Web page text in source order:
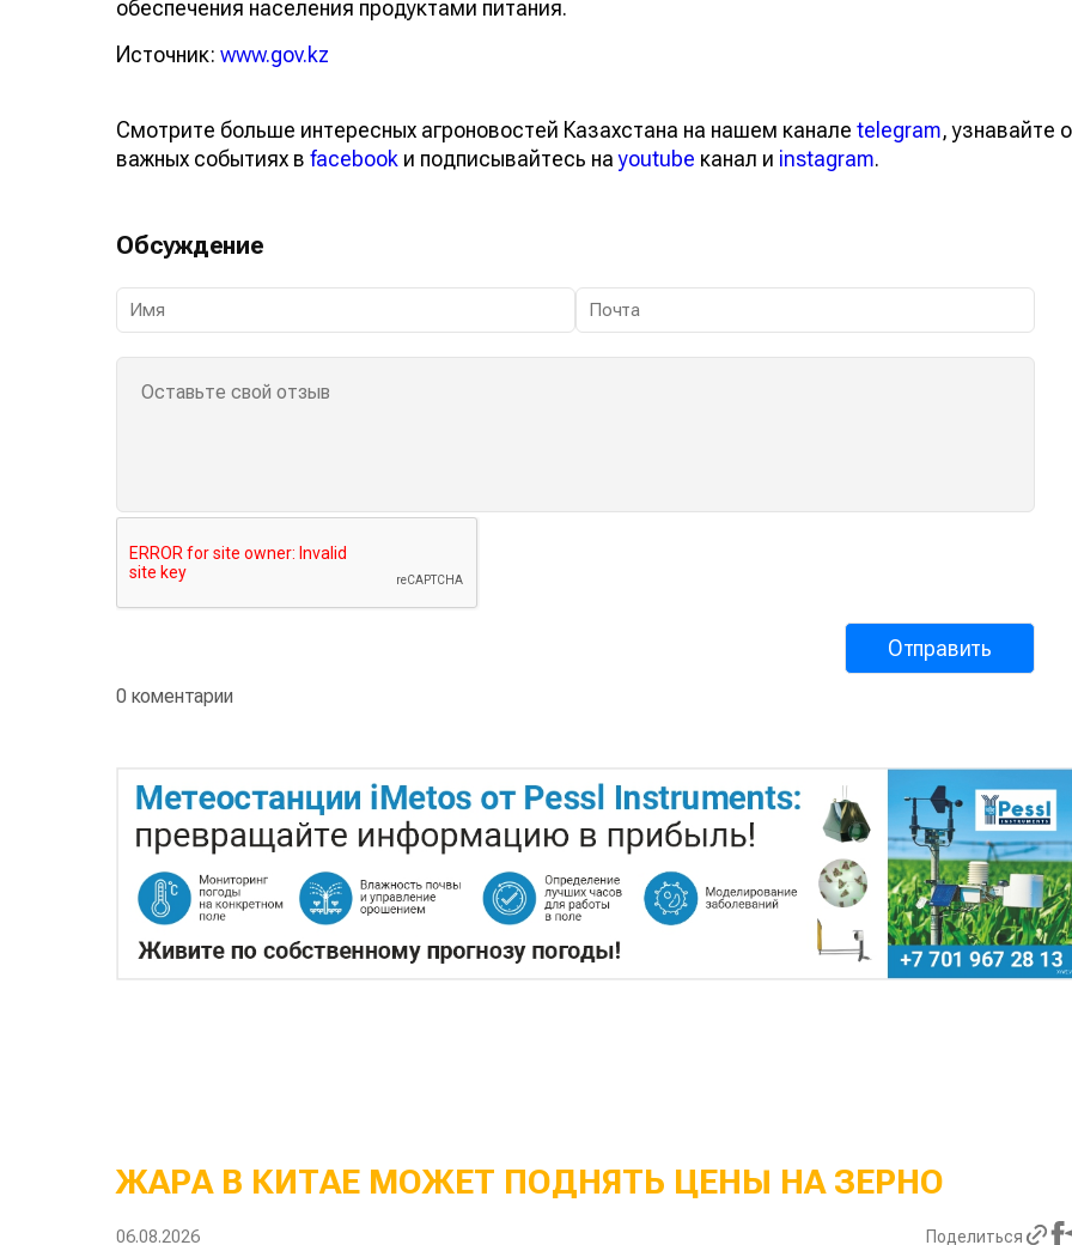
обеспечения населения продуктами питания.
Источник: www.gov.kz
Смотрите больше интересных агроновостей Казахстана на нашем канале telegram, узнавайте о
важных событиях в facebook и подписывайтесь наyoutube канал и instagram.
Обсуждение
0 коментарии
ЖАРА В КИТАЕ МОЖЕТ ПОДНЯТЬ ЦЕНЫ НА ЗЕРНО
06.08.2026 Поделиться